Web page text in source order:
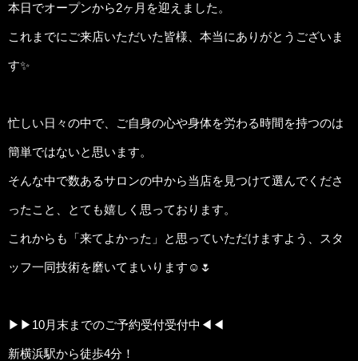
本日でオープンから2ヶ月を迎えました。
これまでにご来店いただいた皆様、本当にありがとうございま
す✨
忙しい日々の中で、ご自身の心や身体を労わる時間を持つのは
簡単ではないと思います。
そんな中で数あるサロンの中から当店を見つけて選んでくださ
ったこと、とても嬉しく思っております。
これからも「来てよかった」と思っていただけますよう、スタ
ッフ一同技術を磨いてまいります☺️🌷
▶︎▶︎10月末までのご予約受付受付中◀︎◀︎
新横浜駅から徒歩4分！